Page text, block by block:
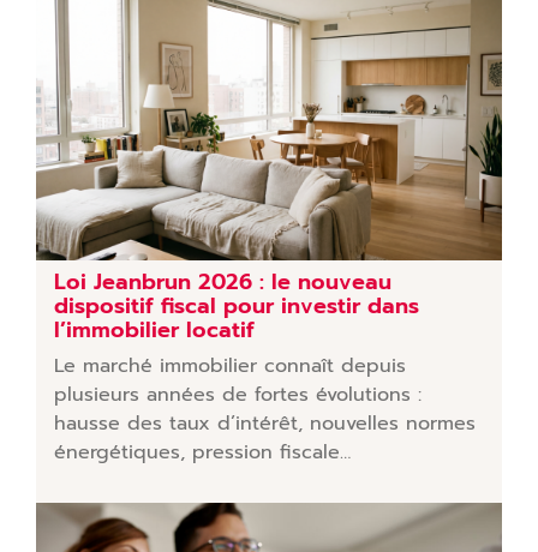
Loi Jeanbrun 2026 : le nouveau
dispositif fiscal pour investir dans
l’immobilier locatif
Le marché immobilier connaît depuis
plusieurs années de fortes évolutions :
hausse des taux d’intérêt, nouvelles normes
énergétiques, pression fiscale…